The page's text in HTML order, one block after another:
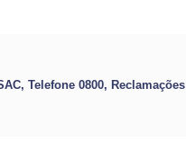
Telefone 0800, Reclamações